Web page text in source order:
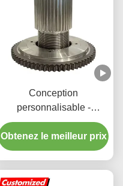
Conception
personnalisable -
matériau de haute qualité
- arbre à filetage et arbre
à pinon avec une grande
machines industrielles
Obtenez le meilleur prix